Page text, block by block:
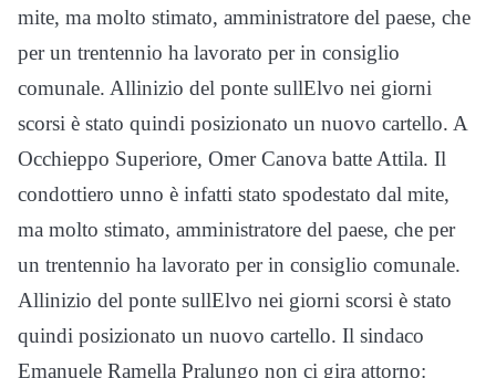
mite, ma molto stimato, amministratore del paese, che
per un trentennio ha lavorato per in consiglio
comunale. Allinizio del ponte sullElvo nei giorni
scorsi è stato quindi posizionato un nuovo cartello. A
Occhieppo Superiore, Omer Canova batte Attila. Il
condottiero unno è infatti stato spodestato dal mite,
ma molto stimato, amministratore del paese, che per
un trentennio ha lavorato per in consiglio comunale.
Allinizio del ponte sullElvo nei giorni scorsi è stato
quindi posizionato un nuovo cartello. Il sindaco
Emanuele Ramella Pralungo non ci gira attorno: